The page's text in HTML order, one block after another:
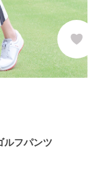
ルフパンツ